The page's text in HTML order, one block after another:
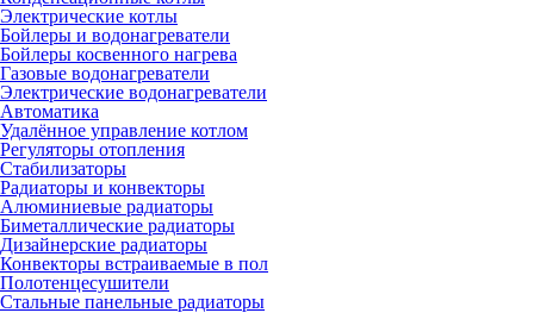
Электрические котлы
Бойлеры и водонагреватели
Бойлеры косвенного нагрева
Газовые водонагреватели
Электрические водонагреватели
Автоматика
Удалённое управление котлом
Регуляторы отопления
Стабилизаторы
Радиаторы и конвекторы
Алюминиевые радиаторы
Биметаллические радиаторы
Дизайнерские радиаторы
Конвекторы встраиваемые в пол
Полотенцесушители
Стальные панельные радиаторы